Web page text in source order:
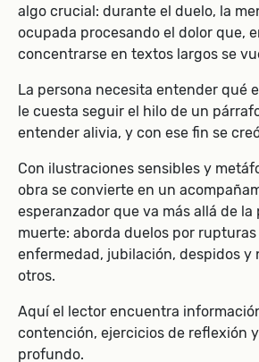
algo crucial: durante el duelo, la
ocupada procesando el dolor que,
concentrarse en textos largos se
La persona necesita entender qué
le cuesta seguir el hilo de un
entender alivia, y con ese fin se
Con ilustraciones sensibles y
obra se convierte en un
esperanzador que va más allá de la
muerte: aborda duelos por rupturas
enfermedad, jubilación, despidos y
otros.
Aquí el lector encuentra
contención, ejercicios de reflexión
profundo.